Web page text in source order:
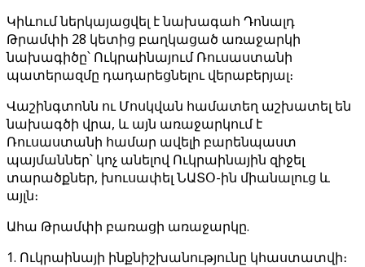
Կիևում ներկայացվել է նախագահ Դոնալդ
Թրամփի 28 կետից բաղկացած առաջարկի
նախագիծը՝ Ուկրաինայում Ռուսաստանի
պատերազմը դադարեցնելու վերաբերյալ։
Վաշինգտոնն ու Մոսկվան համատեղ աշխատել են
նախագծի վրա, և այն առաջարկում է
Ռուսաստանի համար ավելի բարենպաստ
պայմաններ՝ կոչ անելով Ուկրաինային զիջել
տարածքներ, խուսափել ՆԱՏՕ-ին միանալուց և
այլն։
Ահա Թրամփի բառացի առաջարկը.
1. Ուկրաինայի ինքնիշխանությունը կհաստատվի։